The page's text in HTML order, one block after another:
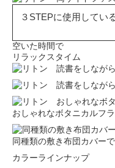
３STEPに使用して
空いた時間で
リラックスタイム
おしゃれなボタニカルフラ
同種類の敷き布団カバー
カラーラインナップ